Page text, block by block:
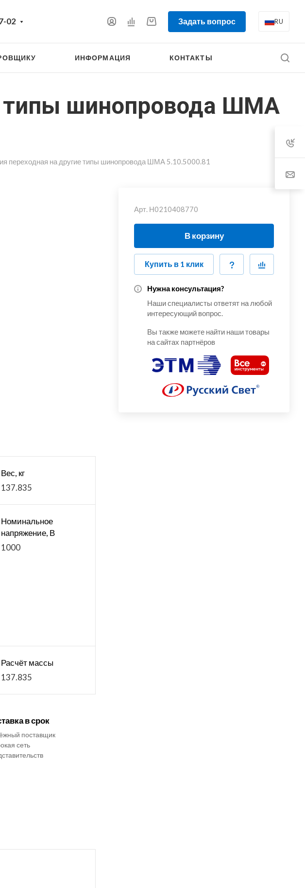
02 Задать вопрос RU
ИНФОРМАЦИЯ КОНТАКТЫ
типы шинопровода ШМА
переходная на другие типы шинопровода ШМА 5.10.5000.81
Арт. Н0210408770
В корзину
Купить в 1 клик
Нужна консультация?
Наши специалисты ответят на любой
интересующий вопрос.
Вы также можете найти наши товары
на сайтах партнёров
Вес, кг
137.835
Номинальное
напряжение, В
1000
Расчёт массы
137.835
в срок
поставщик
сеть